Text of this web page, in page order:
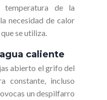
de la
necesidad de calor
se utiliza.
caliente
abierto el grifo del
constante, incluso
un despilfarro